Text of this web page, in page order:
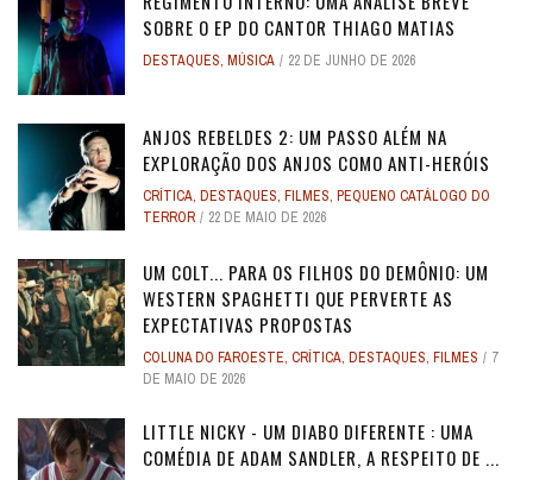
SOBRE O EP DO CANTOR THIAGO MATIAS
DESTAQUES, MÚSICA 22 DE JUNHO DE 2026
ANJOS REBELDES 2: UM PASSO ALÉM NA
EXPLORAÇÃO DOS ANJOS COMO ANTI-HERÓIS
CRÍTICA, DESTAQUES, FILMES, PEQUENO CATÁLOGO DO
TERROR
22 DE MAIO DE 2026
UM COLT... PARA OS FILHOS DO DEMÔNIO: UM
WESTERN SPAGHETTI QUE PERVERTE AS
EXPECTATIVAS PROPOSTAS
COLUNA DO FAROESTE, CRÍTICA, DESTAQUES, FILMES
7
DE MAIO DE 2026
LITTLE NICKY - UM DIABO DIFERENTE : UMA
COMÉDIA DE ADAM SANDLER, A RESPEITO DE ...